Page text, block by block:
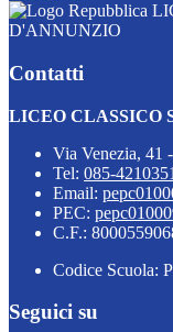
D'ANNUNZIO
Contatti
LICEO CLASSICO
Via Venezia, 41
Tel: 085-4210351
Email:
PEC:
C.F.:
Codice Scuola:
Seguici su